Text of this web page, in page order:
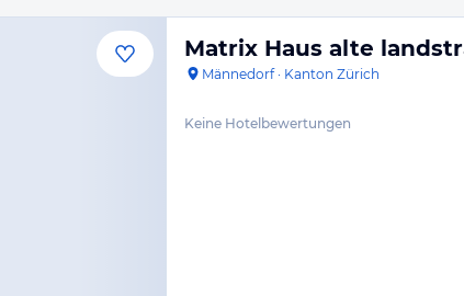
Matrix Haus alte
Männedorf· Kanton Zürich
Keine Hotelbewertungen